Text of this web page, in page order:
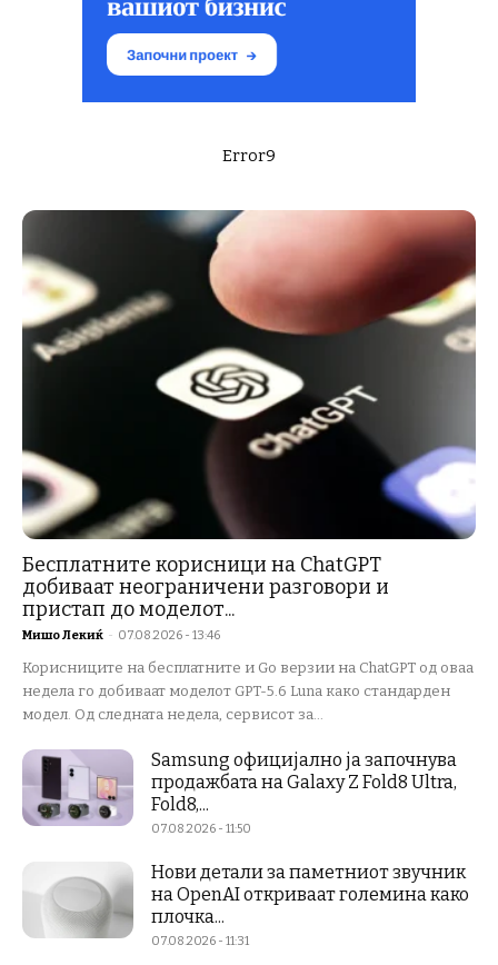
Error9
Бесплатните корисници на ChatGPT
добиваат неограничени разговори и
пристап до моделот...
Мишо Лекиќ - 07.08.2026 - 13:46
Корисниците на бесплатните и Go верзии на ChatGPT од оваа
недела го добиваат моделот GPT-5.6 Luna како стандарден
модел. Од следната недела, сервисот за...
Samsung официјално ја започнува
продажбата на Galaxy Z Fold8 Ultra,
Fold8,...
07.08.2026 - 11:50
Нови детали за паметниот звучник
на OpenAI откриваат големина како
плочка...
07.08.2026 - 11:31